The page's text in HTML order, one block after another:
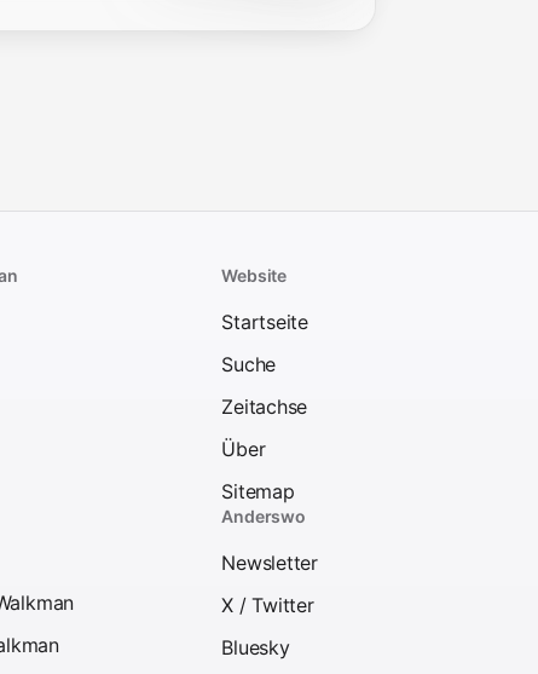
Website
Startseite
Suche
Zeitachse
Über
Sitemap
Anderswo
Newsletter
X / Twitter
Bluesky